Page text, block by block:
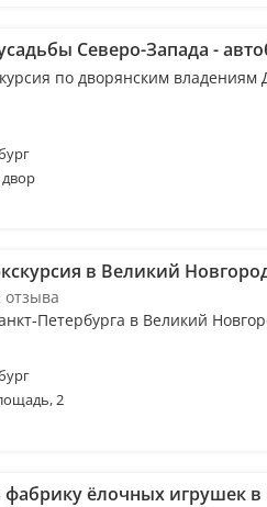
Северо-Запада -
по дворянским
в Великий
отзыва
Петербурга в Великий
2
фабрику ёлочных игрушек в